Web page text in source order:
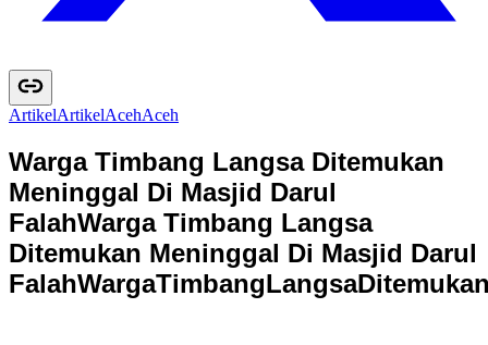
ArtikelArtikelAcehAceh
Warga Timbang Langsa Ditemukan
Meninggal Di Masjid Darul
FalahWarga Timbang Langsa
Ditemukan Meninggal Di Masjid Darul
FalahWargaTimbangLangsaDitemuka